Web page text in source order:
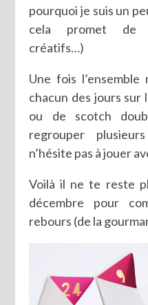
pourquoi je suis un
cela promet de
créatifs…)
Une fois
chacun des jours sur
ou de scotch
regrouper
n’hésite pas à jouer
Voilà il ne te reste
décembre pour
rebours (de la